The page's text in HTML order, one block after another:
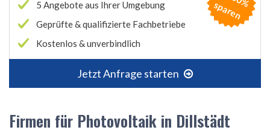
5 Angebote aus Ihrer Umgebung
Geprüfte & qualifizierte Fachbetriebe
Kostenlos & unverbindlich
Jetzt Anfrage starten
s
n
Firmen für Photovoltaik in Dillstädt